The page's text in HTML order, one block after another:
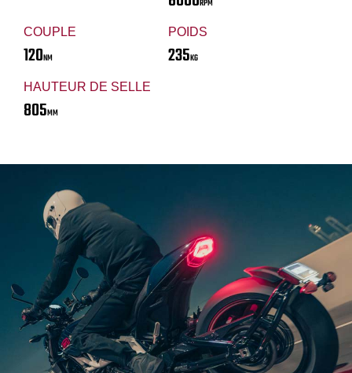
RPM
COUPLE
120NM
POIDS
235KG
HAUTEUR DE SELLE
805MM